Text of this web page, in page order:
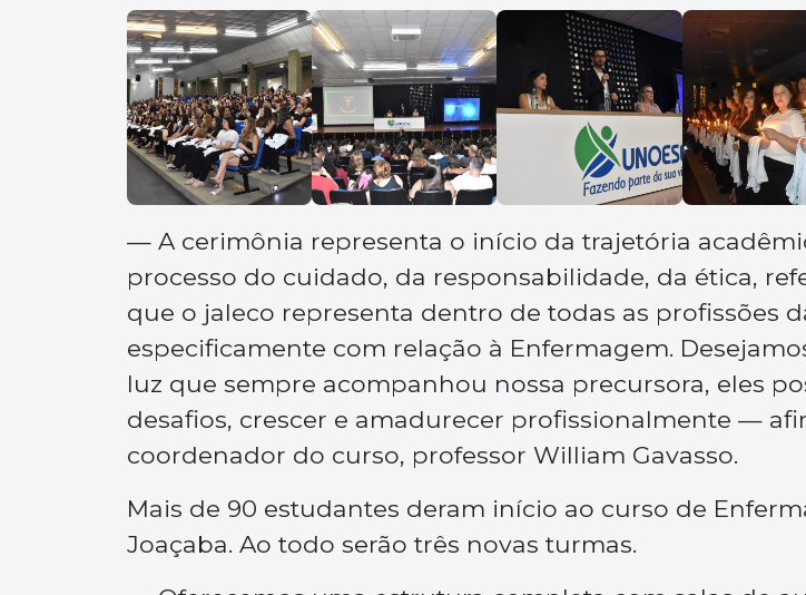
— A cerimônia representa o início da trajetória
processo do cuidado, da responsabilidade, da ética,
que o jaleco representa dentro de todas as profissões
especificamente com relação à Enfermagem.
luz que sempre acompanhou nossa precursora, eles
desafios, crescer e amadurecer profissionalmente —
coordenador do curso, professor William Gavasso.
Mais de 90 estudantes deram início ao curso de
Joaçaba. Ao todo serão três novas turmas.